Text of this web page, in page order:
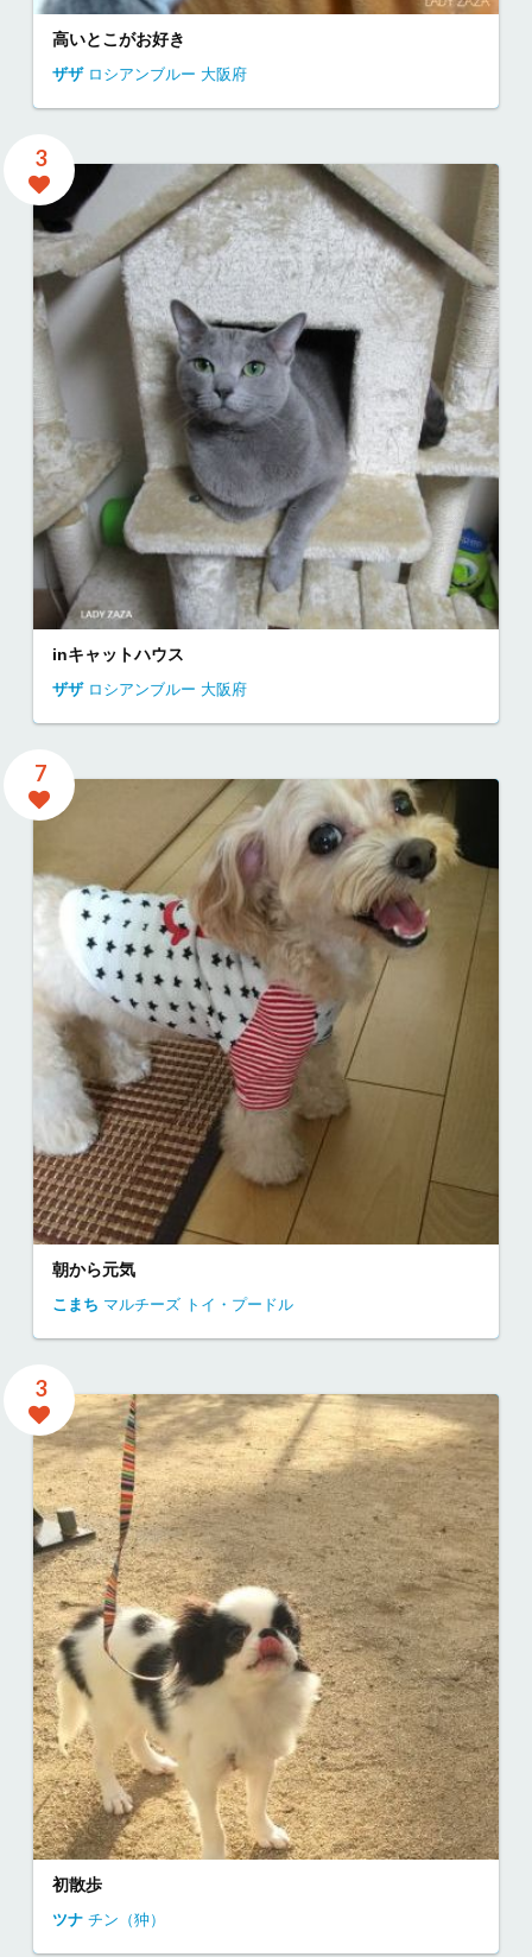
高いとこがお好き
ザザ ロシアンブルー 大阪府
3
inキャットハウス
ザザ ロシアンブルー 大阪府
7
朝から元気
こまち マルチーズ トイ・プードル
3
初散歩
ツナ チン（狆）